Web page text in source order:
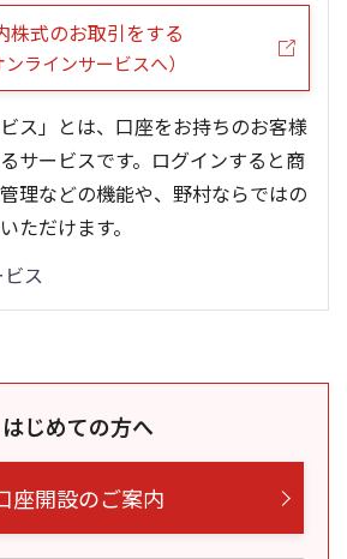
株式のお取引をする
ンラインサービスへ）
ス」とは、口座をお持ちのお客様
サービスです。ログインすると商
理などの機能や、野村ならではの
ただけます。
ス
はじめての方へ
座開設のご案内